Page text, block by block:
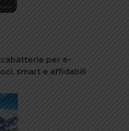
per e-
smart e affidabili